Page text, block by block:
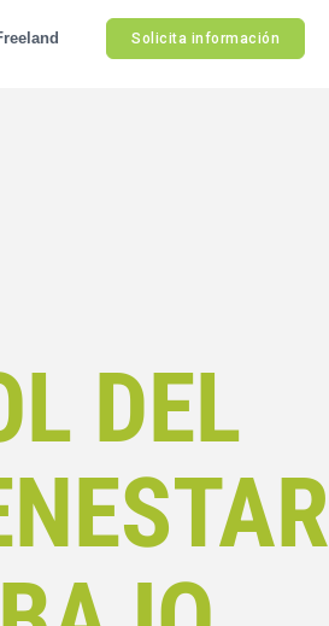
Solicita información
DEL